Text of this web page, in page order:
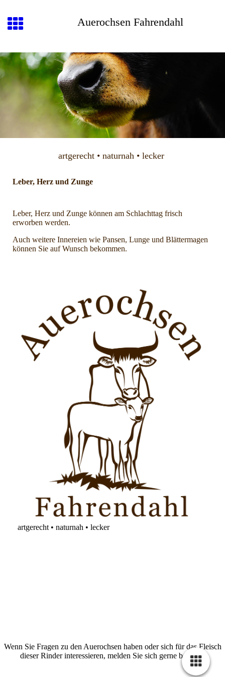
Auerochsen Fahrendahl
artgerecht • naturnah • lecker
Leber, Herz und Zunge
Leber, Herz und Zunge können am Schlachttag frisch
erworben werden.
Auch weitere Innereien wie Pansen, Lunge und Blättermagen
können Sie auf Wunsch bekommen.
artgerecht • naturnah • lecker
Wenn Sie Fragen zu den Auerochsen haben oder sich für das Fleisch
dieser Rinder interessieren, melden Sie sich gerne bei uns.